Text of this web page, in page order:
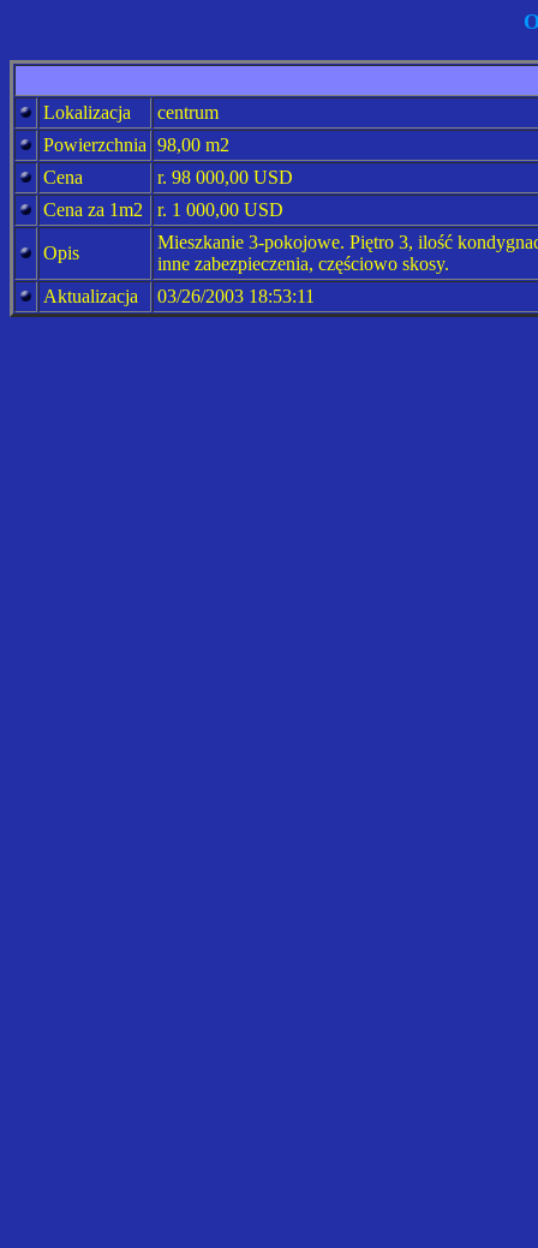
Lokalizacja
centrum
Powierzchnia 98,00 m2
Cena
r. 98 000,00 USD
Cena za 1m2
r. 1 000,00 USD
Opis
Mieszkanie 3-pokojowe. Piętro 3, ilość
inne zabezpieczenia, częściowo skosy.
Aktualizacja
03/26/2003 18:53:11